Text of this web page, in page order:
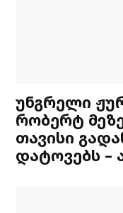
უნგრელი
რობერტ
თავისი
დატოვებს –